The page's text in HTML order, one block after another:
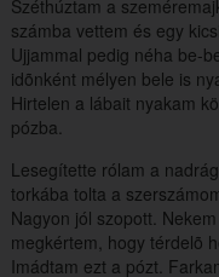
Széthúztam a
számba vettem és egy
Ujjammal pedig néha be-
idõnként mélyen bele is
Hirtelen a lábait nyakam
pózba.
Lesegítette rólam a
torkába tolta a
Nagyon jól szopott.
megkértem, hogy térdelõ
Imádtam ezt a pózt.